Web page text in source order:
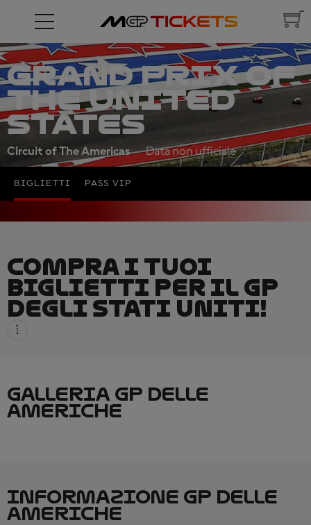
GRAND PRIX OF
THE UNITED
STATES
Circuit of The Americas Data non ufficiale
BIGLIETTI PASS VIP
COMPRA I TUOI
BIGLIETTI PER IL GP
DEGLI STATI UNITI!
GALLERIA GP DELLE
AMERICHE
INFORMAZIONE GP DELLE
AMERICHE